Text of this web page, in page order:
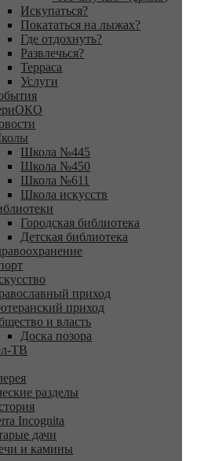
Искупаться?
Покататься на лыжах?
Где отдохнуть?
Развлечься?
Терраса
Услуги
Школа №445
Школа №450
Школа №611
Школа искусств
Городская библиотека
Детская библиотека
приход
приход
и власть
Доска позора
ТВ
разделы
Incognita
дачи
и камины